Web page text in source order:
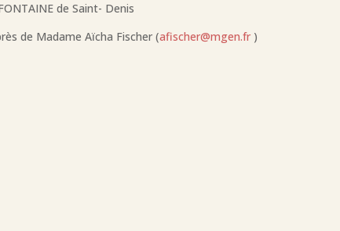
de Saint- Denis
de Madame Aïcha Fischer (afischer@mgen.fr )